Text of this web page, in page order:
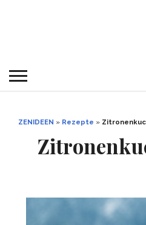
ZENIDEEN » Rezepte »